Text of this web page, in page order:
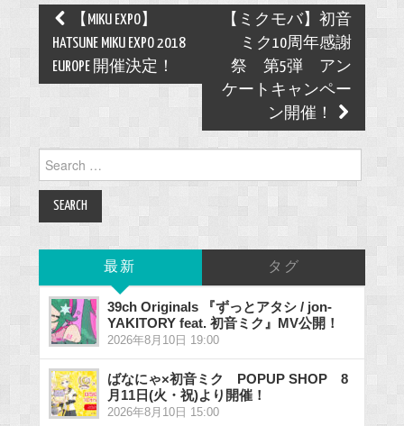
Post
navigation
【MIKU EXPO】
HATSUNE MIKU EXPO 2018
EUROPE 開催決定！
【ミクモバ】初音
ミク10周年感謝
祭 第5弾 アン
ケートキャンペー
ン開催！
for:
最新 タグ
39ch Originals 『ずっとアタシ / jon-
YAKITORY feat. 初音ミク』MV公開！
2026年8月10日 19:00
ばなにゃ×初音ミク POPUP SHOP 8
月11日(火・祝)より開催！
2026年8月10日 15:00